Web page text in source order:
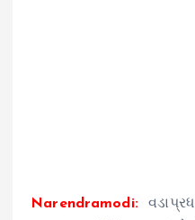
Narendramodi: